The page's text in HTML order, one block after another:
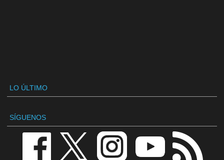
LO ÚLTIMO
SÍGUENOS